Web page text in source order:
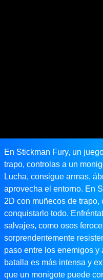
En Stickman Fury, un
trapo, controlas a un
Lucha, consigue armas,
aprovecha el entorno. En
2D con muñecos de
conquistarlo todo.
salvajes, como osos
sorprendentemente
paso entre los enemigos y
batalla es más intensa y
que un monigote puede